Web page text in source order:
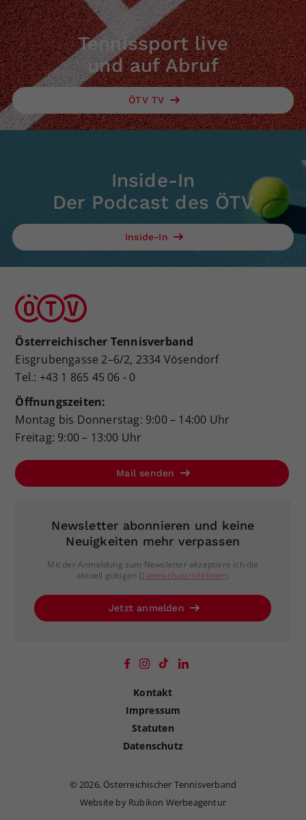
Tennissport live
und auf Abruf
ÖTV TV
Inside-In
Der Podcast des ÖTV
Inside-In
Österreichischer Tennisverband
Eisgrubengasse 2–6/2, 2334 Vösendorf
Tel.: +43 1 865 45 06 - 0
Öffnungszeiten:
Montag bis Donnerstag: 9:00 – 14:00 Uhr
Freitag: 9:00 – 13:00 Uhr
Mail senden
Newsletter abonnieren und keine
Neuigkeiten mehr verpassen
Mit der Anmeldung zum Newsletter akzeptiere ich die
aktuell gültigen Datenschutzrichtlinien.
Jetzt anmelden
Kontakt
Impressum
Statuten
Datenschutz
©2026, Österreichischer Tennisverband
Website by Rubikon Werbeagentur